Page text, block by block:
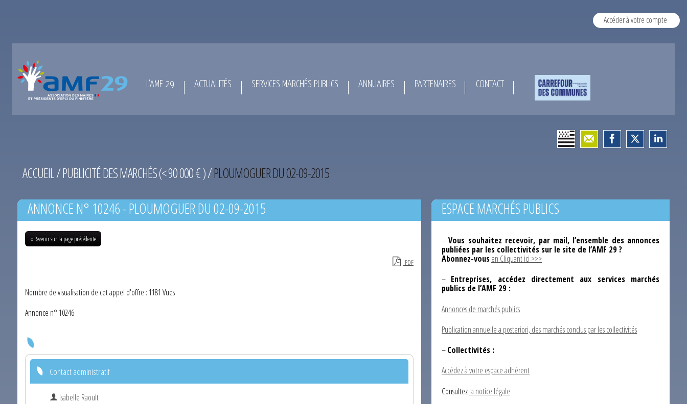
Accéder à votre compte
L’AMF 29 ACTUALITÉS SERVICES MARCHÉS PUBLICS ANNUAIRES PARTENAIRES CONTACT
ACCUEIL/PUBLICITÉ DES MARCHÉS (< 90 000 € )/PLOUMOGUER DU 02-09-2015
ANNONCE N° 10246 - PLOUMOGUER DU 02-09-2015
« Revenir sur la page précédente
PDF
Nombre de visualisation de cet appel d'offre : 1181 Vues
Annonce n° 10246
Contact administratif
Isabelle Raoult
ESPACE MARCHÉS PUBLICS
–Vous souhaitez recevoir, par mail, l’ensemble des annonces
publiées par les collectivités sur le site de l’AMF 29 ?
Abonnez-vousen Cliquant ici >>>
– Entreprises, accédez directement aux services marchés
publics de l’AMF 29 :
Annonces de marchés publics
Publication annuelle a posteriori, des marchés conclus par les collectivités
–Collectivités :
Accédez à votre espace adhérent
Consultezla notice légale